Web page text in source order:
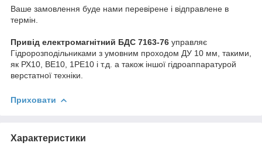
Ваше замовлення буде нами перевірене і відправлене в
термін.
Привід електромагнітний БДС 7163-76 управляє
Гідророзподільниками з умовним проходом ДУ 10 мм, такими,
як РХ10, ВЕ10, 1РЕ10 і т.д. а також іншої гідроаппаратурой
верстатної техніки.
Приховати
Характеристики